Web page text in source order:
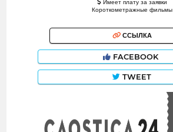
Имеет плату за заявки
Короткометражные фильмы
ССЫЛКА
FACEBOOK
TWEET